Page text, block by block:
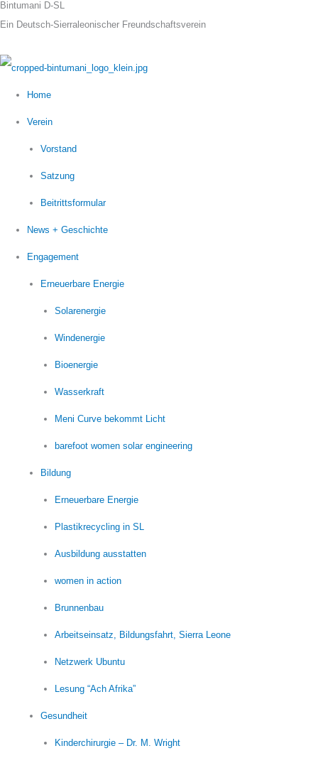
springen
Bintumani D-SL
Ein Deutsch-Sierraleonischer Freundschaftsverein
Home
Verein
Vorstand
Satzung
Beitrittsformular
News + Geschichte
Engagement
Erneuerbare Energie
Solarenergie
Windenergie
Bioenergie
Wasserkraft
Meni Curve bekommt Licht
barefoot women solar engineering
Bildung
Erneuerbare Energie
Plastikrecycling in SL
Ausbildung ausstatten
women in action
Brunnenbau
Arbeitseinsatz, Bildungsfahrt, Sierra Leone
Netzwerk Ubuntu
Lesung “Ach Afrika”
Gesundheit
Kinderchirurgie – Dr. M. Wright